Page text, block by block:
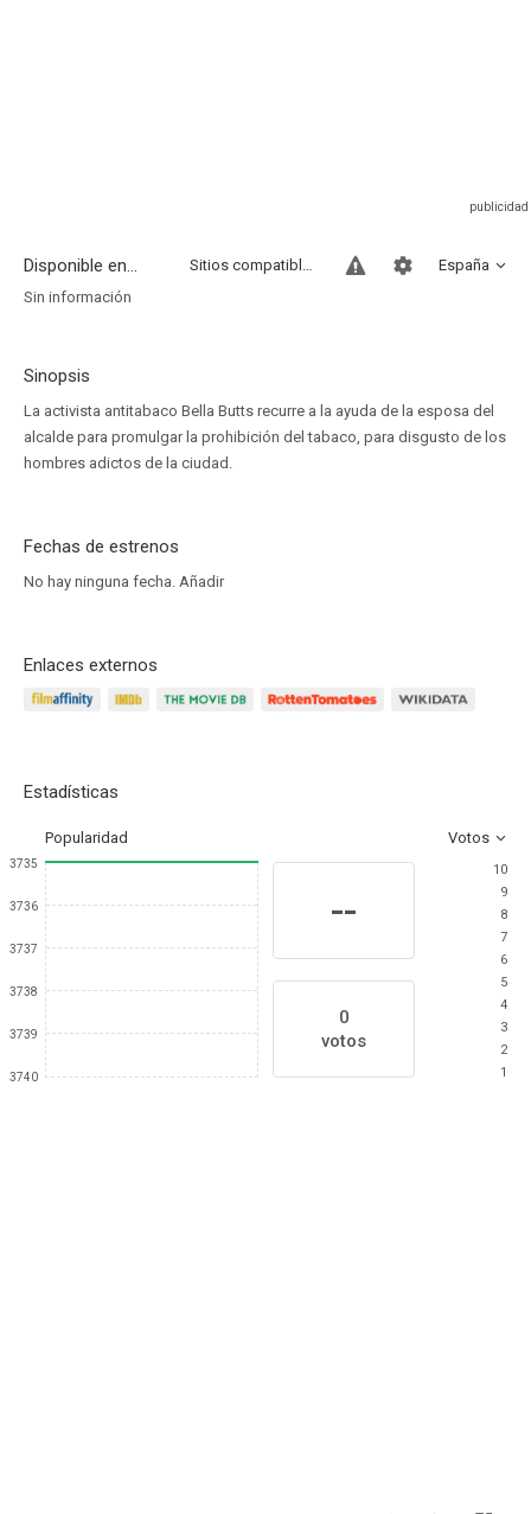
Disponible en... España
Sitios compatibles
Sin información
Sinopsis
La activista antitabaco Bella Butts recurre a la ayuda de la esposa del
alcalde para promulgar la prohibición del tabaco, para disgusto de los
hombres adictos de la ciudad.
Fechas de estrenos
No hay ninguna fecha. Añadir
Enlaces externos
Estadísticas
Popularidad Votos
3735
3736
3737
3738
3739
3740
--
0
votos
10
9
8
7
6
5
4
3
2
1